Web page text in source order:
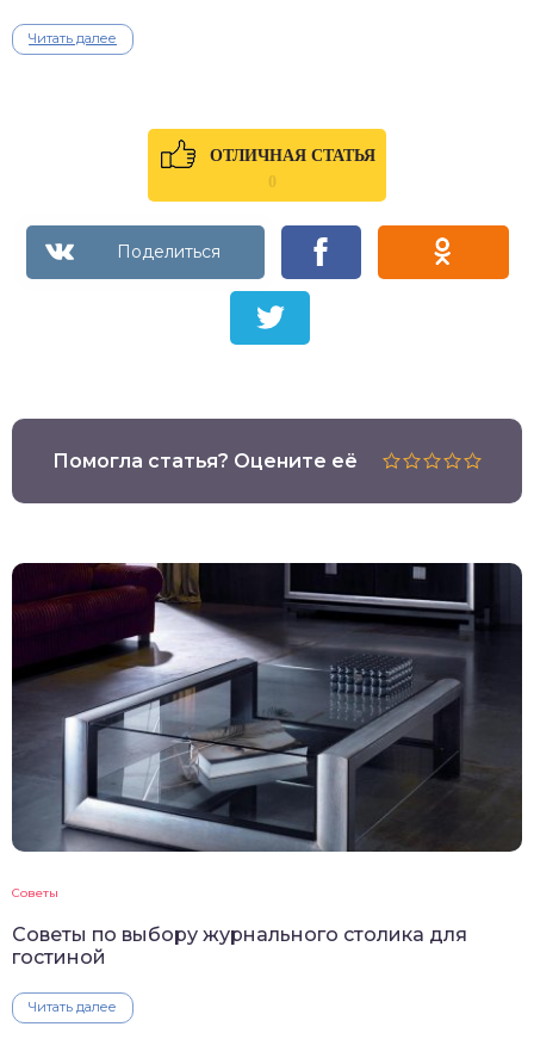
Читать далее
ОТЛИЧНАЯ СТАТЬЯ
0
Помогла статья? Оцените её
Советы
Советы по выбору журнального столика для
гостиной
Читать далее